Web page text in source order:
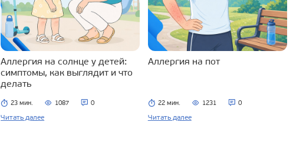
Аллергия на солнце у детей:
симптомы, как выглядит и что
делать
23 мин. 1087 0
Читать далее
Аллергия на пот
22 мин. 1231 0
Читать далее